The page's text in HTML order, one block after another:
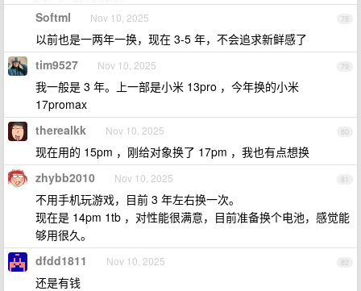
78
Softml Nov 10, 2025
以前也是一两年一换，现在 3-5 年，不会追求新鲜感了
79
tim9527 Nov 10, 2025
我一般是 3 年。上一部是小米 13pro ，今年换的小米
17promax
80
therealkk Nov 10, 2025
现在用的 15pm ，刚给对象换了 17pm ，我也有点想换
81
zhybb2010 Nov 10, 2025
不用手机玩游戏，目前 3 年左右换一次。
现在是 14pm 1tb ，对性能很满意，目前准备换个电池，感觉能
够用很久。
82
dfdd1811 Nov 10, 2025
还是有钱